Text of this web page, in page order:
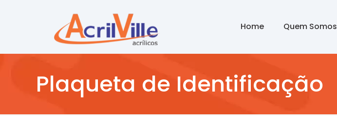
Home Quem Somos
Plaqueta de Identificação